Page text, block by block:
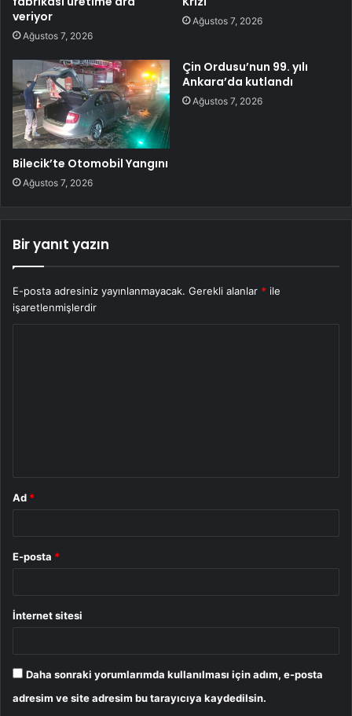
veriyor
Ağustos 7, 2026
Ağustos 7, 2026
Bilecik’te Otomobil Yangını
Ağustos 7, 2026
Çin Ordusu’nun 99. yılı
Ankara’da kutlandı
Ağustos 7, 2026
Bir yanıt yazın
E-posta adresiniz yayınlanmayacak. Gerekli alanlar * ile
işaretlenmişlerdir
Ad *
E-posta *
İnternet sitesi
Daha sonraki yorumlarımda kullanılması için adım, e-posta
adresim ve site adresim bu tarayıcıya kaydedilsin.